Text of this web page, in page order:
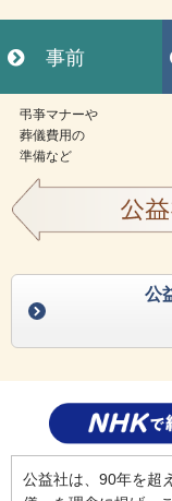
事前
弔亊マナーや
葬儀費用の
準備など
公
公益社は、90年を超